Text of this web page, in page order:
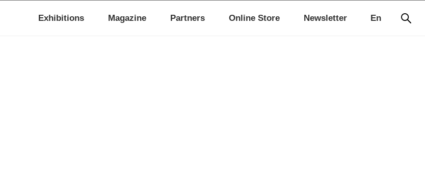
En
Exhibitions Magazine Partners Online Store Newsletter